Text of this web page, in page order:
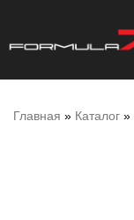
Главная » Каталог »